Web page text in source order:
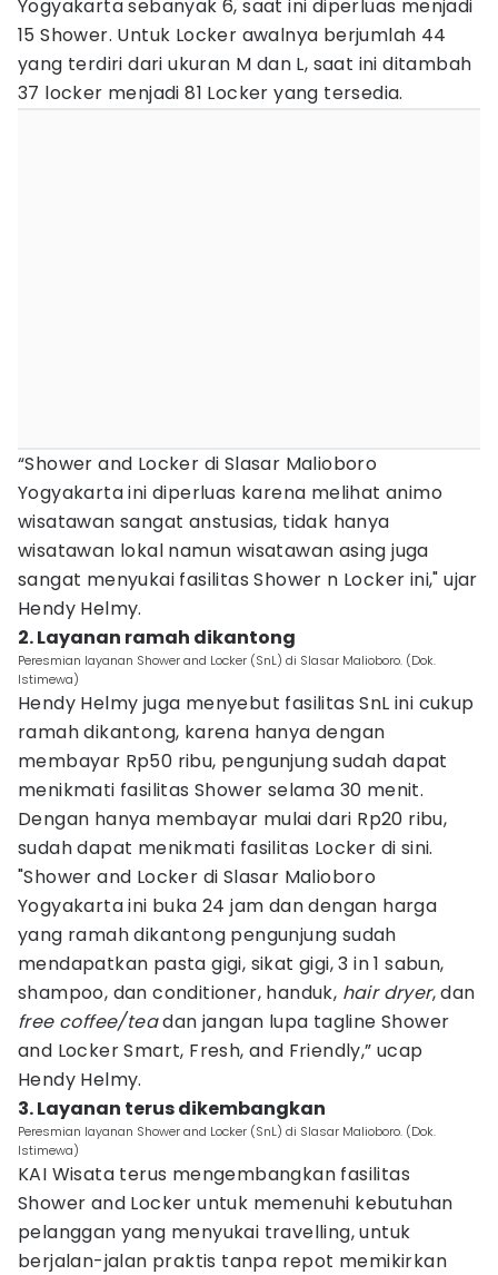
Yogyakarta sebanyak 6, saat ini diperluas menjadi
15 Shower. Untuk Locker awalnya berjumlah 44
yang terdiri dari ukuran M dan L, saat ini ditambah
37 locker menjadi 81 Locker yang tersedia.
“Shower and Locker di Slasar Malioboro
Yogyakarta ini diperluas karena melihat animo
wisatawan sangat anstusias, tidak hanya
wisatawan lokal namun wisatawan asing juga
sangat menyukai fasilitas Shower n Locker ini," ujar
Hendy Helmy.
2. Layanan ramah dikantong
Peresmian layanan Shower and Locker (SnL) di Slasar Malioboro. (Dok.
Istimewa)
Hendy Helmy juga menyebut fasilitas SnL ini cukup
ramah dikantong, karena hanya dengan
membayar Rp50 ribu, pengunjung sudah dapat
menikmati fasilitas Shower selama 30 menit.
Dengan hanya membayar mulai dari Rp20 ribu,
sudah dapat menikmati fasilitas Locker di sini.
"Shower and Locker di Slasar Malioboro
Yogyakarta ini buka 24 jam dan dengan harga
yang ramah dikantong pengunjung sudah
mendapatkan pasta gigi, sikat gigi, 3 in 1 sabun,
shampoo, dan conditioner, handuk, hair dryer, dan
free coffee/teadan jangan lupa tagline Shower
and Locker Smart, Fresh, and Friendly,” ucap
Hendy Helmy.
3. Layanan terus dikembangkan
Peresmian layanan Shower and Locker (SnL) di Slasar Malioboro. (Dok.
Istimewa)
KAI Wisata terus mengembangkan fasilitas
Shower and Locker untuk memenuhi kebutuhan
pelanggan yang menyukai travelling, untuk
berjalan-jalan praktis tanpa repot memikirkan